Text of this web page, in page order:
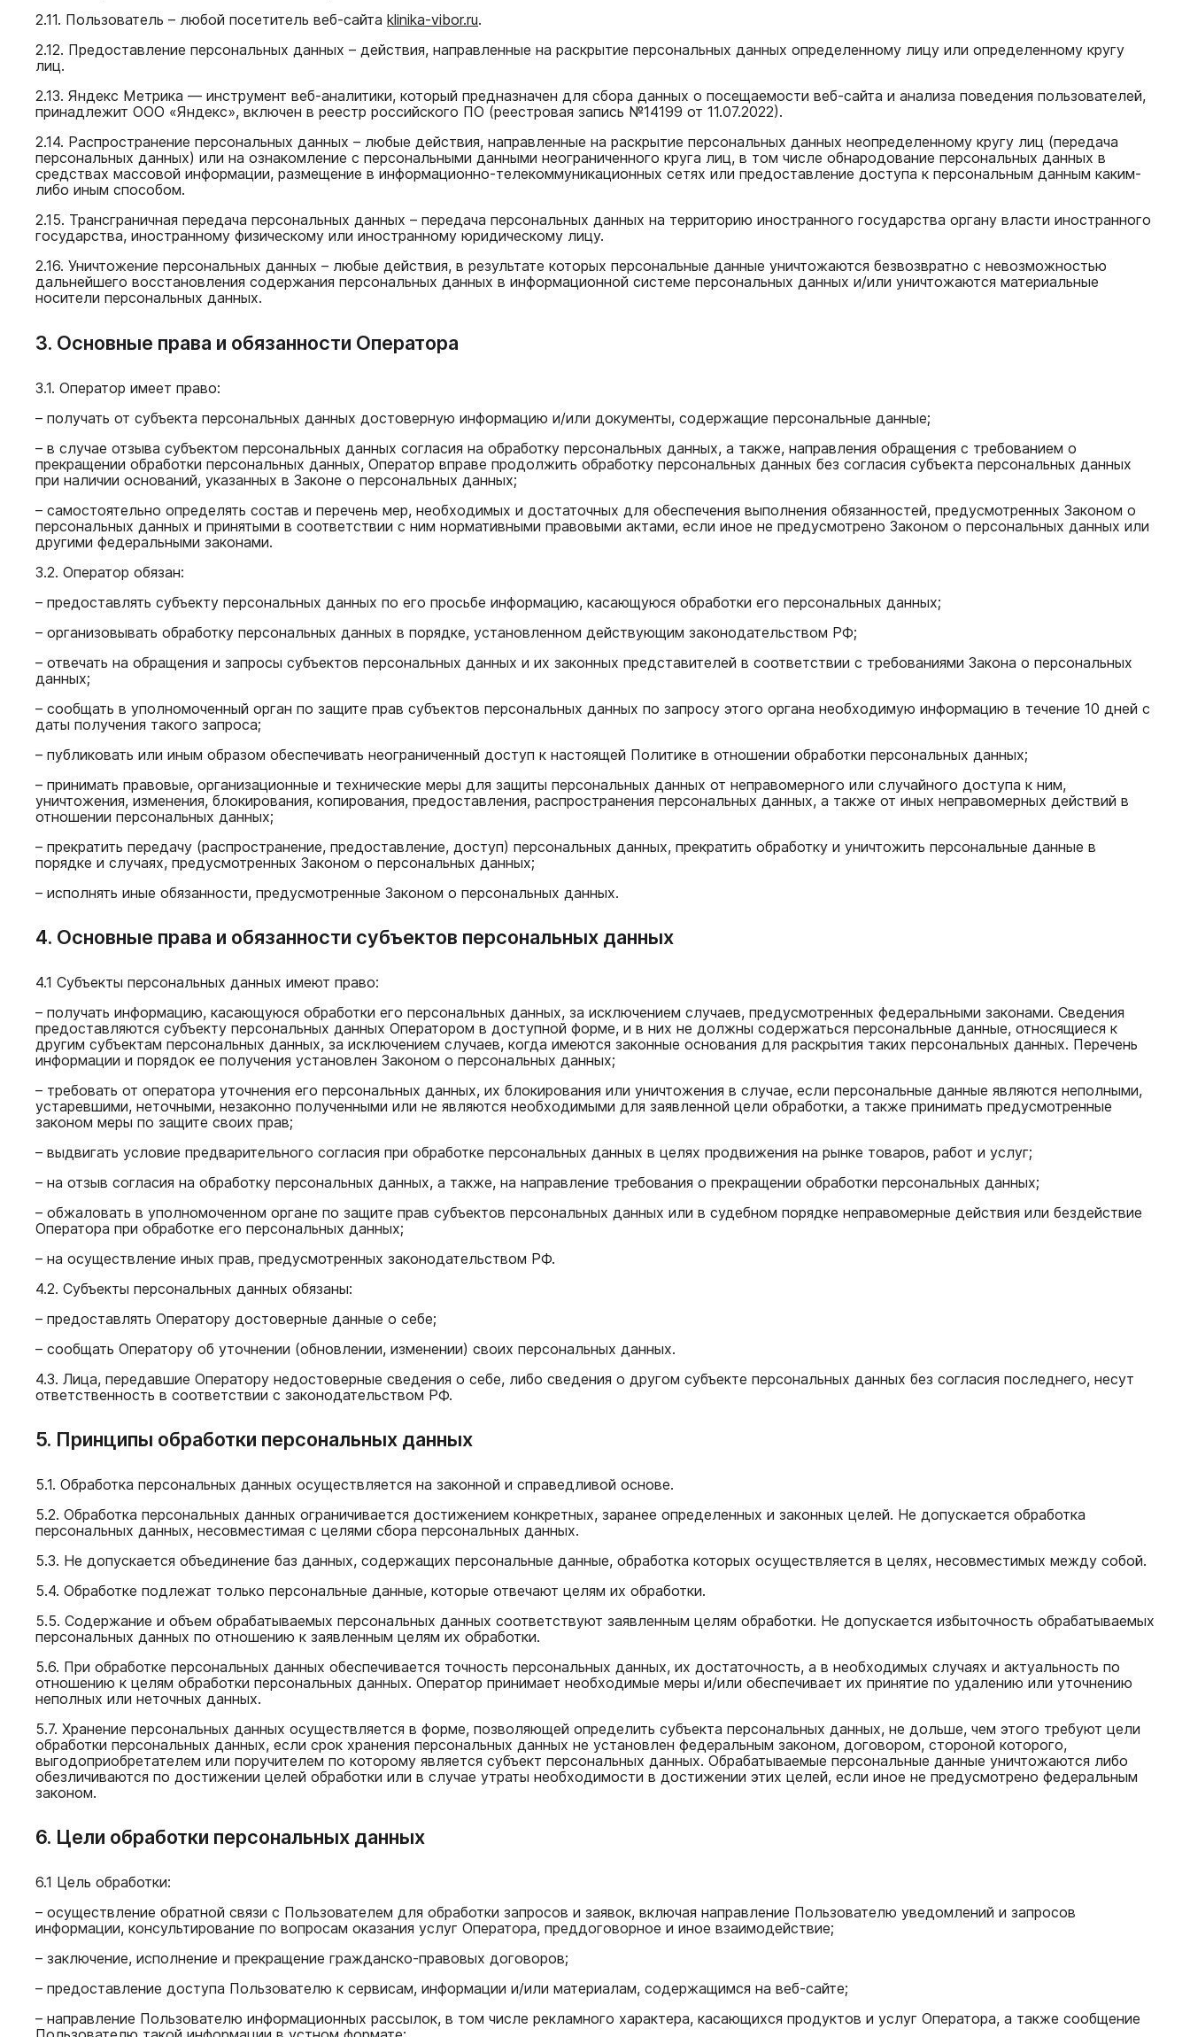
2.11. Пользователь – любой посетитель веб-сайта klinika-vibor.ru.
2.12. Предоставление персональных данных – действия, направленные на раскрытие персональных данных определенному лицу или определенному кругу
лиц.
2.13. Яндекс Метрика — инструмент веб-аналитики, который предназначен для сбора данных о посещаемости веб-сайта и анализа поведения пользователей,
принадлежит ООО «Яндекс», включен в реестр российского ПО (реестровая запись №14199 от 11.07.2022).
2.14. Распространение персональных данных – любые действия, направленные на раскрытие персональных данных неопределенному кругу лиц (передача
персональных данных) или на ознакомление с персональными данными неограниченного круга лиц, в том числе обнародование персональных данных в
средствах массовой информации, размещение в информационно-телекоммуникационных сетях или предоставление доступа к персональным данным каким-
либо иным способом.
2.15. Трансграничная передача персональных данных – передача персональных данных на территорию иностранного государства органу власти иностранного
государства, иностранному физическому или иностранному юридическому лицу.
2.16. Уничтожение персональных данных – любые действия, в результате которых персональные данные уничтожаются безвозвратно с невозможностью
дальнейшего восстановления содержания персональных данных в информационной системе персональных данных и/или уничтожаются материальные
носители персональных данных.
3. Основные права и обязанности Оператора
3.1. Оператор имеет право:
– получать от субъекта персональных данных достоверную информацию и/или документы, содержащие персональные данные;
– в случае отзыва субъектом персональных данных согласия на обработку персональных данных, а также, направления обращения с требованием о
прекращении обработки персональных данных, Оператор вправе продолжить обработку персональных данных без согласия субъекта персональных данных
при наличии оснований, указанных в Законе о персональных данных;
– самостоятельно определять состав и перечень мер, необходимых и достаточных для обеспечения выполнения обязанностей, предусмотренных Законом о
персональных данных и принятыми в соответствии с ним нормативными правовыми актами, если иное не предусмотрено Законом о персональных данных или
другими федеральными законами.
3.2. Оператор обязан:
– предоставлять субъекту персональных данных по его просьбе информацию, касающуюся обработки его персональных данных;
– организовывать обработку персональных данных в порядке, установленном действующим законодательством РФ;
– отвечать на обращения и запросы субъектов персональных данных и их законных представителей в соответствии с требованиями Закона о персональных
данных;
– сообщать в уполномоченный орган по защите прав субъектов персональных данных по запросу этого органа необходимую информацию в течение 10 дней с
даты получения такого запроса;
– публиковать или иным образом обеспечивать неограниченный доступ к настоящей Политике в отношении обработки персональных данных;
– принимать правовые, организационные и технические меры для защиты персональных данных от неправомерного или случайного доступа к ним,
уничтожения, изменения, блокирования, копирования, предоставления, распространения персональных данных, а также от иных неправомерных действий в
отношении персональных данных;
– прекратить передачу (распространение, предоставление, доступ) персональных данных, прекратить обработку и уничтожить персональные данные в
порядке и случаях, предусмотренных Законом о персональных данных;
– исполнять иные обязанности, предусмотренные Законом о персональных данных.
4. Основные права и обязанности субъектов персональных данных
4.1 Субъекты персональных данных имеют право:
– получать информацию, касающуюся обработки его персональных данных, за исключением случаев, предусмотренных федеральными законами. Сведения
предоставляются субъекту персональных данных Оператором в доступной форме, и в них не должны содержаться персональные данные, относящиеся к
другим субъектам персональных данных, за исключением случаев, когда имеются законные основания для раскрытия таких персональных данных. Перечень
информации и порядок ее получения установлен Законом о персональных данных;
– требовать от оператора уточнения его персональных данных, их блокирования или уничтожения в случае, если персональные данные являются неполными,
устаревшими, неточными, незаконно полученными или не являются необходимыми для заявленной цели обработки, а также принимать предусмотренные
законом меры по защите своих прав;
– выдвигать условие предварительного согласия при обработке персональных данных в целях продвижения на рынке товаров, работ и услуг;
– на отзыв согласия на обработку персональных данных, а также, на направление требования о прекращении обработки персональных данных;
– обжаловать в уполномоченном органе по защите прав субъектов персональных данных или в судебном порядке неправомерные действия или бездействие
Оператора при обработке его персональных данных;
– на осуществление иных прав, предусмотренных законодательством РФ.
4.2. Субъекты персональных данных обязаны:
– предоставлять Оператору достоверные данные о себе;
– сообщать Оператору об уточнении (обновлении, изменении) своих персональных данных.
4.3. Лица, передавшие Оператору недостоверные сведения о себе, либо сведения о другом субъекте персональных данных без согласия последнего, несут
ответственность в соответствии с законодательством РФ.
5. Принципы обработки персональных данных
5.1. Обработка персональных данных осуществляется на законной и справедливой основе.
5.2. Обработка персональных данных ограничивается достижением конкретных, заранее определенных и законных целей. Не допускается обработка
персональных данных, несовместимая с целями сбора персональных данных.
5.3. Не допускается объединение баз данных, содержащих персональные данные, обработка которых осуществляется в целях, несовместимых между собой.
5.4. Обработке подлежат только персональные данные, которые отвечают целям их обработки.
5.5. Содержание и объем обрабатываемых персональных данных соответствуют заявленным целям обработки. Не допускается избыточность обрабатываемых
персональных данных по отношению к заявленным целям их обработки.
5.6. При обработке персональных данных обеспечивается точность персональных данных, их достаточность, а в необходимых случаях и актуальность по
отношению к целям обработки персональных данных. Оператор принимает необходимые меры и/или обеспечивает их принятие по удалению или уточнению
неполных или неточных данных.
5.7. Хранение персональных данных осуществляется в форме, позволяющей определить субъекта персональных данных, не дольше, чем этого требуют цели
обработки персональных данных, если срок хранения персональных данных не установлен федеральным законом, договором, стороной которого,
выгодоприобретателем или поручителем по которому является субъект персональных данных. Обрабатываемые персональные данные уничтожаются либо
обезличиваются по достижении целей обработки или в случае утраты необходимости в достижении этих целей, если иное не предусмотрено федеральным
законом.
6. Цели обработки персональных данных
6.1 Цель обработки:
– осуществление обратной связи с Пользователем для обработки запросов и заявок, включая направление Пользователю уведомлений и запросов
информации, консультирование по вопросам оказания услуг Оператора, преддоговорное и иное взаимодействие;
– заключение, исполнение и прекращение гражданско-правовых договоров;
– предоставление доступа Пользователю к сервисам, информации и/или материалам, содержащимся на веб-сайте;
– направление Пользователю информационных рассылок, в том числе рекламного характера, касающихся продуктов и услуг Оператора, а также сообщение